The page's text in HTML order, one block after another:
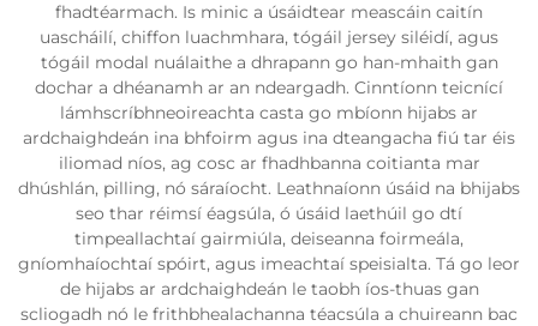
fhadtéarmach. Is minic a úsáidtear meascáin caitín
uascháilí, chiffon luachmhara, tógáil jersey siléidí, agus
tógáil modal nuálaithe a dhrapann go han-mhaith gan
dochar a dhéanamh ar an ndeargadh. Cinntíonn teicnící
lámhscríbhneoireachta casta go mbíonn hijabs ar
ardchaighdeán ina bhfoirm agus ina dteangacha fiú tar éis
iliomad níos, ag cosc ar fhadhbanna coitianta mar
dhúshlán, pilling, nó sáraíocht. Leathnaíonn úsáid na bhijabs
seo thar réimsí éagsúla, ó úsáid laethúil go dtí
timpeallachtaí gairmiúla, deiseanna foirmeála,
gníomhaíochtaí spóirt, agus imeachtaí speisialta. Tá go leor
de hijabs ar ardchaighdeán le taobh íos-thuas gan
scliogadh nó le frithbhealachanna téacsúla a chuireann bac